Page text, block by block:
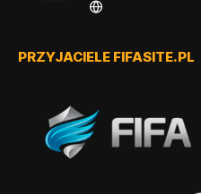
PRZYJACIELE FIFASITE.PL